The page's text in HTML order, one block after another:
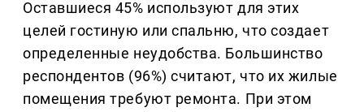
Оставшиеся 45% используют для этих
целей гостиную или спальню, что создает
определенные неудобства. Большинство
респондентов (96%) считают, что их жилые
помещения требуют ремонта. При этом